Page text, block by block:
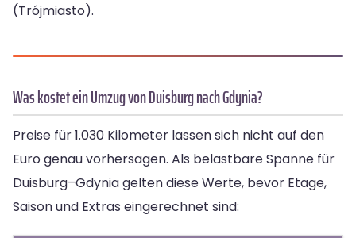
(Trójmiasto).
Was kostet ein Umzug von Duisburg nach Gdynia?
Preise für 1.030 Kilometer lassen sich nicht auf den
Euro genau vorhersagen. Als belastbare Spanne für
Duisburg–Gdynia gelten diese Werte, bevor Etage,
Saison und Extras eingerechnet sind: